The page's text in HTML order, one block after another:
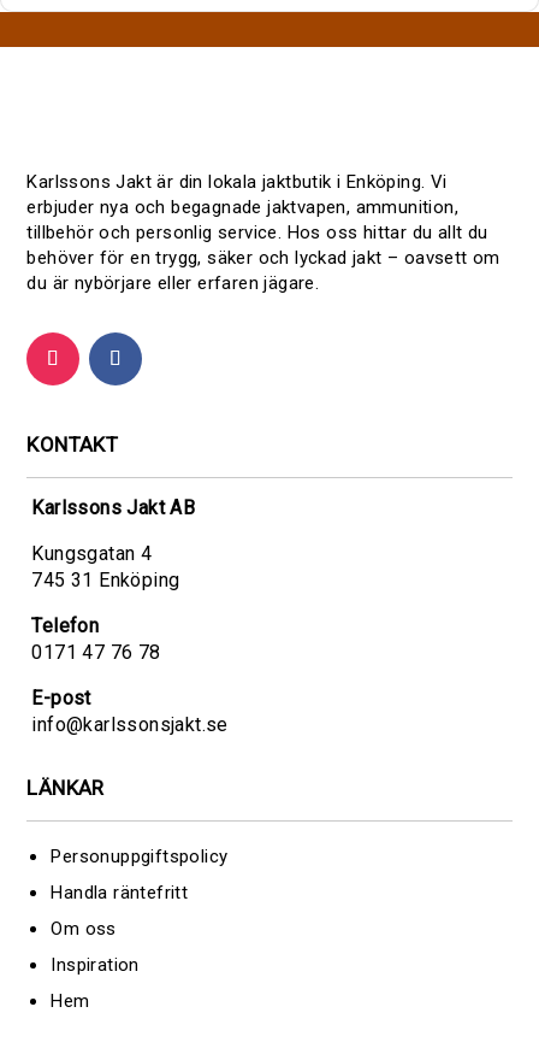
e
r
Karlssons Jakt är din lokala jaktbutik i Enköping. Vi
erbjuder nya och begagnade jaktvapen, ammunition,
tillbehör och personlig service. Hos oss hittar du allt du
behöver för en trygg, säker och lyckad jakt – oavsett om
du är nybörjare eller erfaren jägare.
KONTAKT
Karlssons Jakt AB
Kungsgatan 4
745 31 Enköping
Telefon
0171 47 76 78
E-post
info@karlssonsjakt.se
LÄNKAR
Personuppgiftspolicy
Handla räntefritt
Om oss
Inspiration
Hem